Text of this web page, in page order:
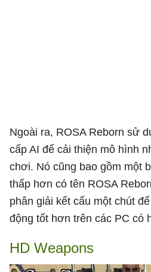
Ngoài ra, ROSA Reborn sử
cấp AI để cải thiện mô hình
chơi. Nó cũng bao gồm một
thấp hơn có tên ROSA
phân giải kết cấu một chút
động tốt hơn trên các PC có
HD Weapons